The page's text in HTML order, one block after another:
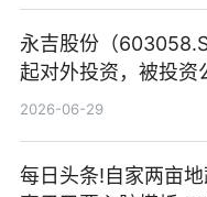
永吉股份（
起对外投资，被投资
纪（重庆）科技有限
2026-06-29
每日头条!自家两亩